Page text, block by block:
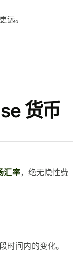
远。
货币
汇率，绝无隐性费
时间内的变化。